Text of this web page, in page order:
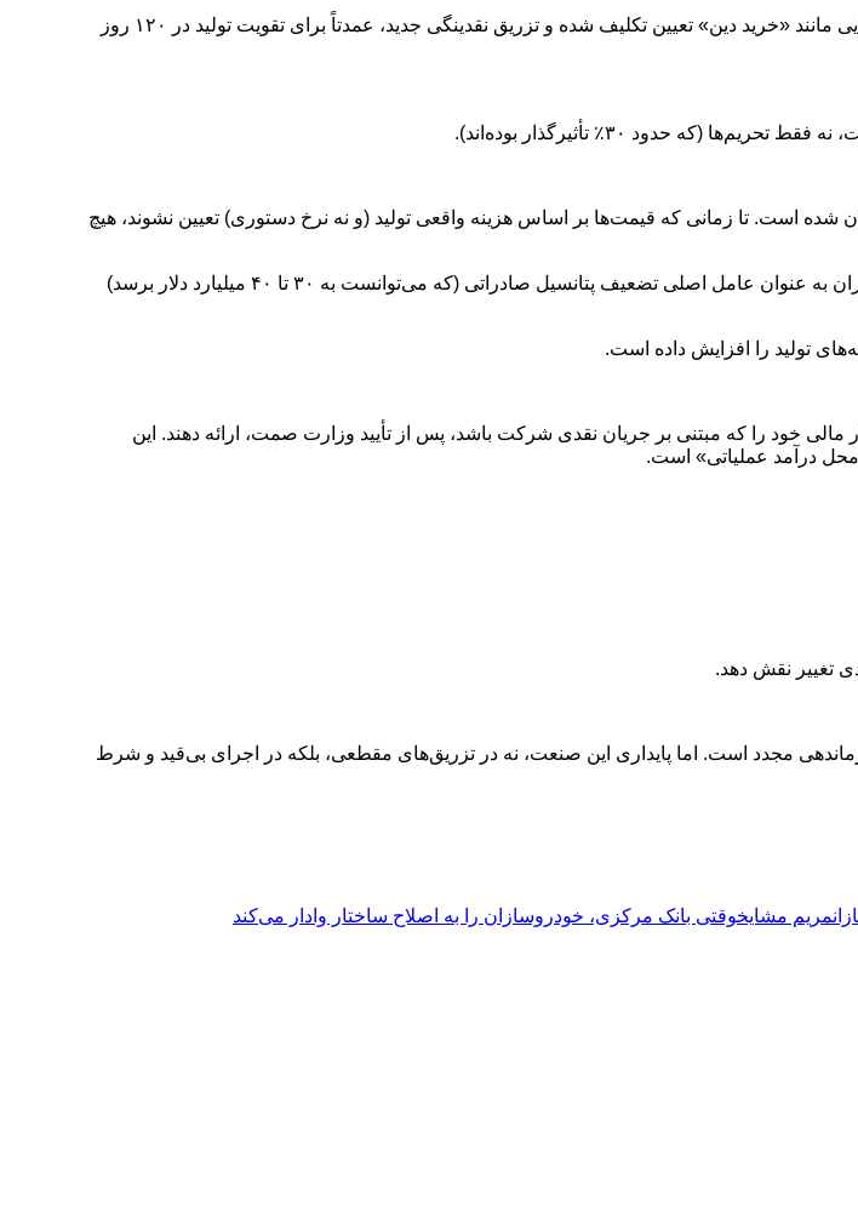
وضعیت این شرکت کمی متفاوت است؛ بخش عمده بدهی‌های معوق از طریق ابزارهایی مانند «خرید دین» تعیین تکلیف شده و تزریق نقدینگی جدید، عمدتاً برای تقویت تولید در ۱۲۰ روز
حدود ۳۰٪ تأثیرگذار بوده‌اند).
است. تا زمانی که قیمت‌ها بر اساس هزینه واقعی تولید (و نه نرخ دستوری) تعیین نشوند، هیچ
نبود مهندسی و طراحی منسجم بلندمدت، سیاست‌زدگی و ناکارآمدی مدیران به عنوان عامل اصلی تضعیف پتانسیل صادراتی (که می‌توانست به ۳۰ تا ۴۰ میلیارد دلار برسد)
تولید را افزایش داده است.
خود را که مبتنی بر جریان نقدی شرکت باشد، پس از تأیید وزارت صمت، ارائه دهند. این
محل درآمد عملیاتی» است.
تغییر نقش دهد.
مجدد است. اما پایداری این صنعت، نه در تزریق‌های مقطعی، بلکه در اجرای بی‌قید و شرط
مریم مشایخوقتی بانک مرکزی، خودروسازان را به اصلاح ساختار وادار می‌کند